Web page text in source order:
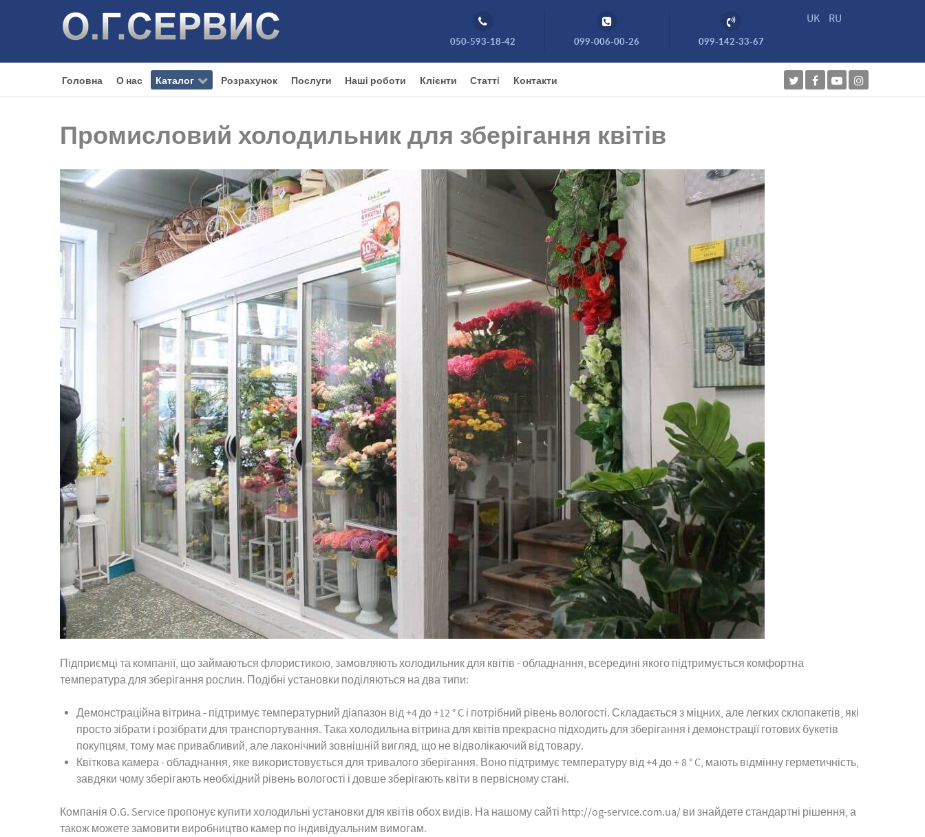
050-593-18-42 099-006-00-26 099-142-33-67
UK RU
Головна О нас Каталог Розрахунок Послуги Нашi роботи Клієнти Статтi Контакти
Промисловий холодильник для зберігання квітів
Підприємці та компанії, що займаються флористикою, замовляють холодильник для квітів - обладнання, всередині якого підтримується комфортна
температура для зберігання рослин. Подібні установки поділяються на два типи:
Демонстраційна вітрина - підтримує температурний діапазон від +4 до +12 ° C і потрібний рівень вологості. Складається з міцних, але легких склопакетів, які
просто зібрати і розібрати для транспортування. Така холодильна вітрина для квітів прекрасно підходить для зберігання і демонстрації готових букетів
покупцям, тому має привабливий, але лаконічний зовнішній вигляд, що не відволікаючий від товару.
Квіткова камера - обладнання, яке використовується для тривалого зберігання. Воно підтримує температуру від +4 до + 8 ° C, мають відмінну герметичність,
завдяки чому зберігають необхідний рівень вологості і довше зберігають квіти в первісному стані.
Компанія O.G. Service пропонує купити холодильні установки для квітів обох видів. На нашому сайті http://og-service.com.ua/ ви знайдете стандартні рішення, а
також можете замовити виробництво камер по індивідуальним вимогам.